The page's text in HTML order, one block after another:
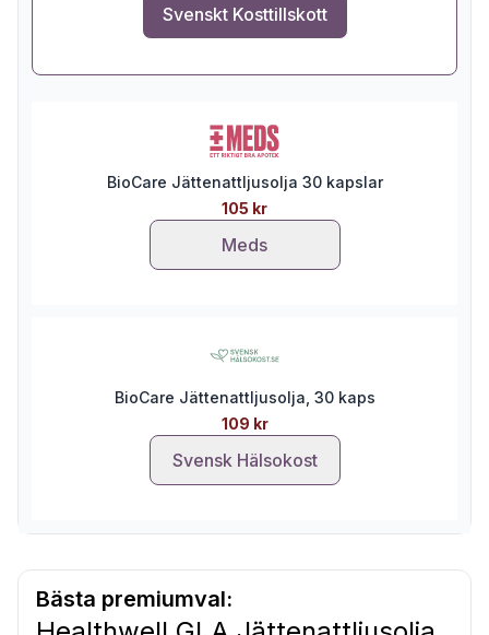
Svenskt Kosttillskott
BioCare Jättenattljusolja 30 kapslar
105 kr
Meds
BioCare Jättenattljusolja, 30 kaps
109 kr
Svensk Hälsokost
Bästa premiumval: